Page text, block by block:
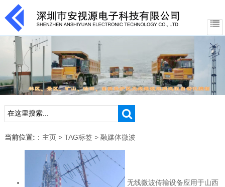
当前位置: ： 主页> TAG标签> 融媒体微波
无线微波传输设备应用于山西